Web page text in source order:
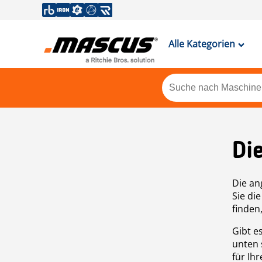
Alle Kategorien
Die
Sie
Gibt
unten
für